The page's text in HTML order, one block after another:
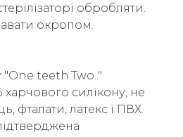
обробляти.
окропом.
teeth.Two.."
харчового силікону, не
фталати, латекс і ПВХ.